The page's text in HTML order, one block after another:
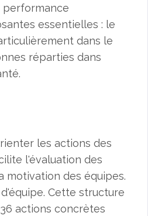
performance
essentielles : le
dans le
réparties dans
les actions des
l'évaluation des
motivation des équipes.
Cette structure
actions concrètes